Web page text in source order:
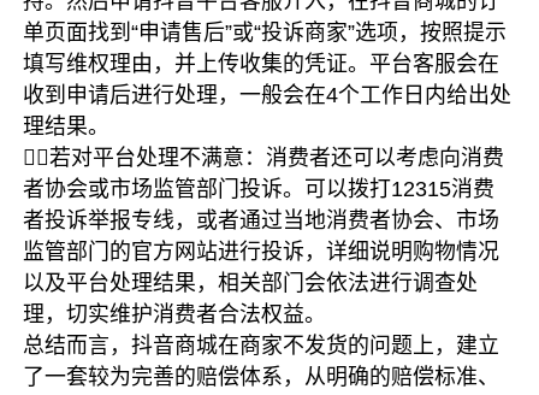
单页面找到“申请售后”或“投诉商家”选项，按照提示
填写维权理由，并上传收集的凭证。平台客服会在
收到申请后进行处理，一般会在4个工作日内给出处
理结果。
👮‍♀️若对平台处理不满意：消费者还可以考虑向消费
者协会或市场监管部门投诉。可以拨打12315消费
者投诉举报专线，或者通过当地消费者协会、市场
监管部门的官方网站进行投诉，详细说明购物情况
以及平台处理结果，相关部门会依法进行调查处
理，切实维护消费者合法权益。
总结而言，抖音商城在商家不发货的问题上，建立
了一套较为完善的赔偿体系，从明确的赔偿标准、